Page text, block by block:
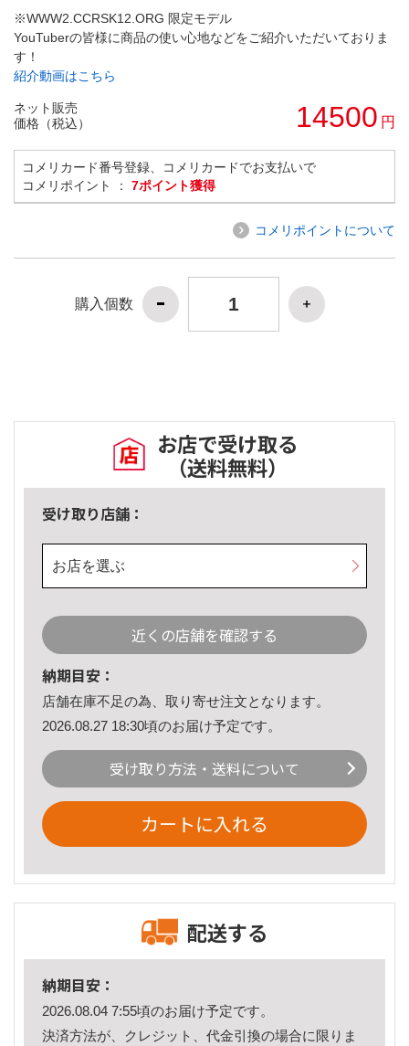
※WWW2.CCRSK12.ORG 限定モデル
YouTuberの皆様に商品の使い心地などをご紹介いただいておりま
す！
紹介動画はこちら
ネット販売
価格（税込）
14500 円
コメリカード番号登録、コメリカードでお支払いで
コメリポイント ： 7ポイント獲得
コメリポイントについて
購入個数
お店で受け取る
（送料無料）
受け取り店舗：
お店を選ぶ
近くの店舗を確認する
納期目安：
店舗在庫不足の為、取り寄せ注文となります。
2026.08.27 18:30頃のお届け予定です。
受け取り方法・送料について
カートに入れる
配送する
納期目安：
2026.08.04 7:55頃のお届け予定です。
決済方法が、クレジット、代金引換の場合に限りま